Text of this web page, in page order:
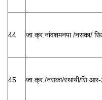
44 जा.क्र.नांवशमनपा /नसका/
45 जा.क्र./नसका/स्थायी/